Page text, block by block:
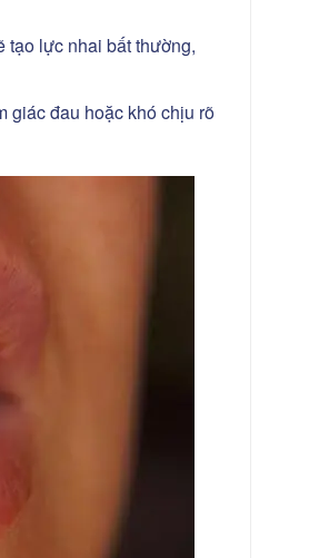
tạo lực nhai bất thường,
giác đau hoặc khó chịu rõ